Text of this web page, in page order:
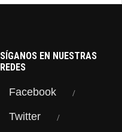
SÍGANOS EN NUESTRAS
REDES
Facebook
Twitter